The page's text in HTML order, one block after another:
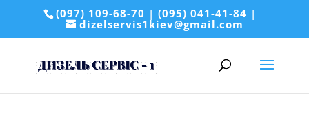
(097) 109-68-70 | (095) 041-41-84 |
dizelservis1kiev@gmail.com